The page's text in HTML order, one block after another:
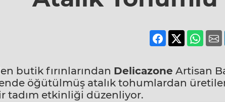
butik fırınlarından Delicazone Artisan
öğütülmüş atalık tohumlardan
tadım etkinliği düzenliyor.